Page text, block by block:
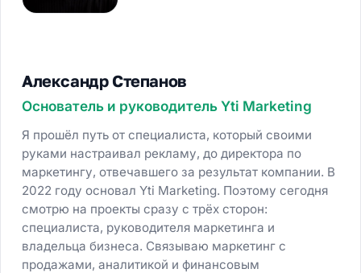
Александр Степанов
Основатель и руководитель Yti Marketing
Я прошёл путь от специалиста, который своими
руками настраивал рекламу, до директора по
маркетингу, отвечавшего за результат компании. В
2022 году основал Yti Marketing. Поэтому сегодня
смотрю на проекты сразу с трёх сторон:
специалиста, руководителя маркетинга и
владельца бизнеса. Связываю маркетинг с
продажами, аналитикой и финансовым